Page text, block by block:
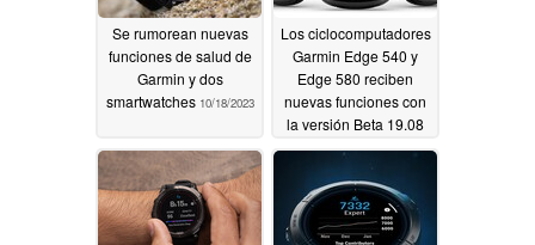
Se rumorean nuevas
funciones de salud de
Garmin y dos
smartwatches 10/18/2023
Los ciclocomputadores
Garmin Edge 540 y
Edge 580 reciben
nuevas funciones con
la versión Beta 19.08
10/18/2023